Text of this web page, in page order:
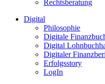
Rechtsberatung
Digital
Philosophie
Digitale
Digital
Digitaler
Erfolgsstory
LogIn